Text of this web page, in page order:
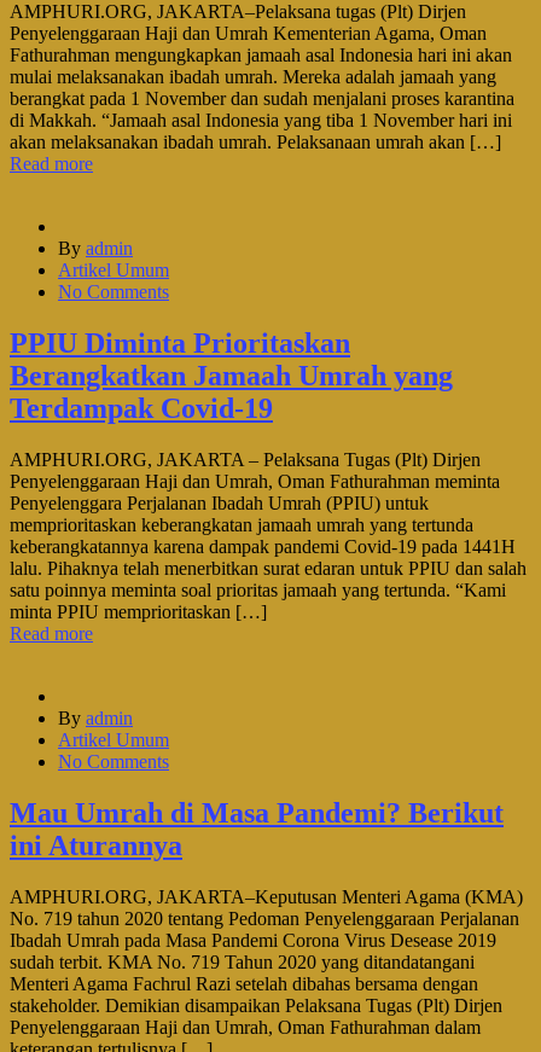
AMPHURI.ORG, JAKARTA–Pelaksana tugas (Plt) Dirjen
Penyelenggaraan Haji dan Umrah Kementerian Agama, Oman
Fathurahman mengungkapkan jamaah asal Indonesia hari ini akan
mulai melaksanakan ibadah umrah. Mereka adalah jamaah yang
berangkat pada 1 November dan sudah menjalani proses karantina
di Makkah. “Jamaah asal Indonesia yang tiba 1 November hari ini
akan melaksanakan ibadah umrah. Pelaksanaan umrah akan […]
Read more
By admin
Artikel Umum
No Comments
PPIU Diminta Prioritaskan
Berangkatkan Jamaah Umrah yang
Terdampak Covid-19
AMPHURI.ORG, JAKARTA – Pelaksana Tugas (Plt) Dirjen
Penyelenggaraan Haji dan Umrah, Oman Fathurahman meminta
Penyelenggara Perjalanan Ibadah Umrah (PPIU) untuk
memprioritaskan keberangkatan jamaah umrah yang tertunda
keberangkatannya karena dampak pandemi Covid-19 pada 1441H
lalu. Pihaknya telah menerbitkan surat edaran untuk PPIU dan salah
satu poinnya meminta soal prioritas jamaah yang tertunda. “Kami
minta PPIU memprioritaskan […]
Read more
By admin
Artikel Umum
No Comments
Mau Umrah di Masa Pandemi? Berikut
ini Aturannya
AMPHURI.ORG, JAKARTA–Keputusan Menteri Agama (KMA)
No. 719 tahun 2020 tentang Pedoman Penyelenggaraan Perjalanan
Ibadah Umrah pada Masa Pandemi Corona Virus Desease 2019
sudah terbit. KMA No. 719 Tahun 2020 yang ditandatangani
Menteri Agama Fachrul Razi setelah dibahas bersama dengan
stakeholder. Demikian disampaikan Pelaksana Tugas (Plt) Dirjen
Penyelenggaraan Haji dan Umrah, Oman Fathurahman dalam